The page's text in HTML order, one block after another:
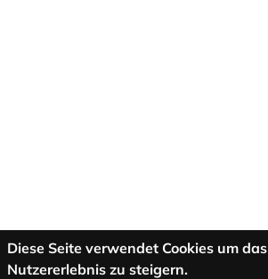
Diese Seite verwendet Cookies um das
Nutzererlebnis zu steigern.